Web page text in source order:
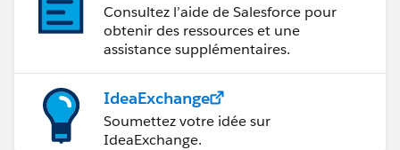
Consultez l’aide de Salesforce pour
obtenir des ressources et une
assistance supplémentaires.
IdeaExchange
Soumettez votre idée sur
IdeaExchange.